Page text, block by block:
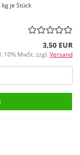
kg je Stück
3,50 EUR
10% MwSt. zzgl. Versand